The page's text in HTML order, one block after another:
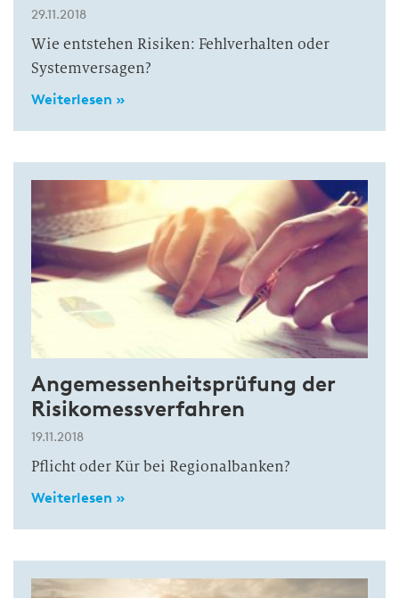
29.11.2018
Wie entstehen Risiken: Fehlverhalten oder
Systemversagen?
Weiterlesen »
Angemessenheitsprüfung der
Risikomessverfahren
19.11.2018
Pflicht oder Kür bei Regionalbanken?
Weiterlesen »